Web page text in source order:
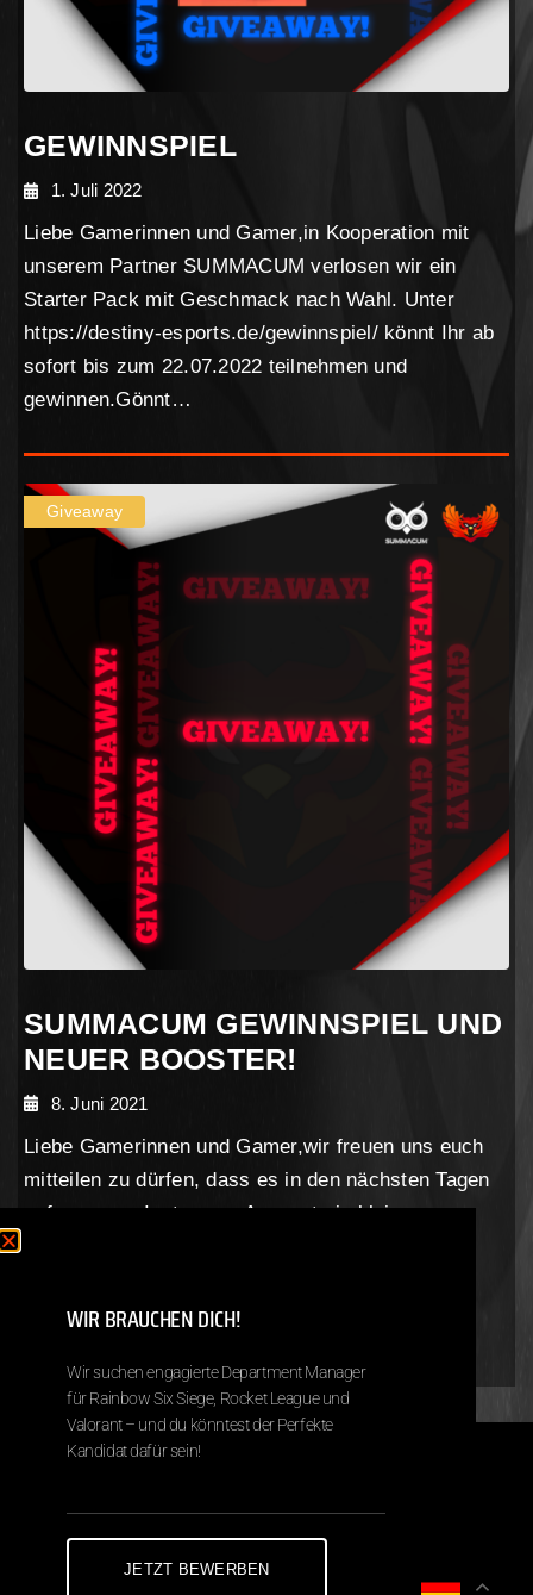
GEWINNSPIEL
1. Juli 2022
Liebe Gamerinnen und Gamer,in Kooperation mit
unserem Partner SUMMACUM verlosen wir ein
Starter Pack mit Geschmack nach Wahl. Unter
https://destiny-esports.de/gewinnspiel/ könnt Ihr ab
sofort bis zum 22.07.2022 teilnehmen und
gewinnen.Gönnt…
Giveaway
SUMMACUM GEWINNSPIEL UND
NEUER BOOSTER!
8. Juni 2021
Liebe Gamerinnen und Gamer,wir freuen uns euch
mitteilen zu dürfen, dass es in den nächsten Tagen
auf unserem Instagram-Account ein kleines
WIR BRAUCHEN DICH!
Wir suchen engagierte Department Manager
für Rainbow Six Siege, Rocket League und
Valorant – und du könntest der Perfekte
Kandidat dafür sein!
JETZT BEWERBEN